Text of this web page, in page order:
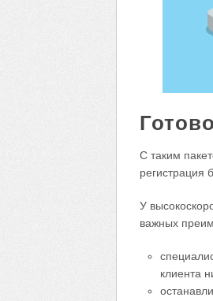
С таким
регистрация
У
важных
клиента